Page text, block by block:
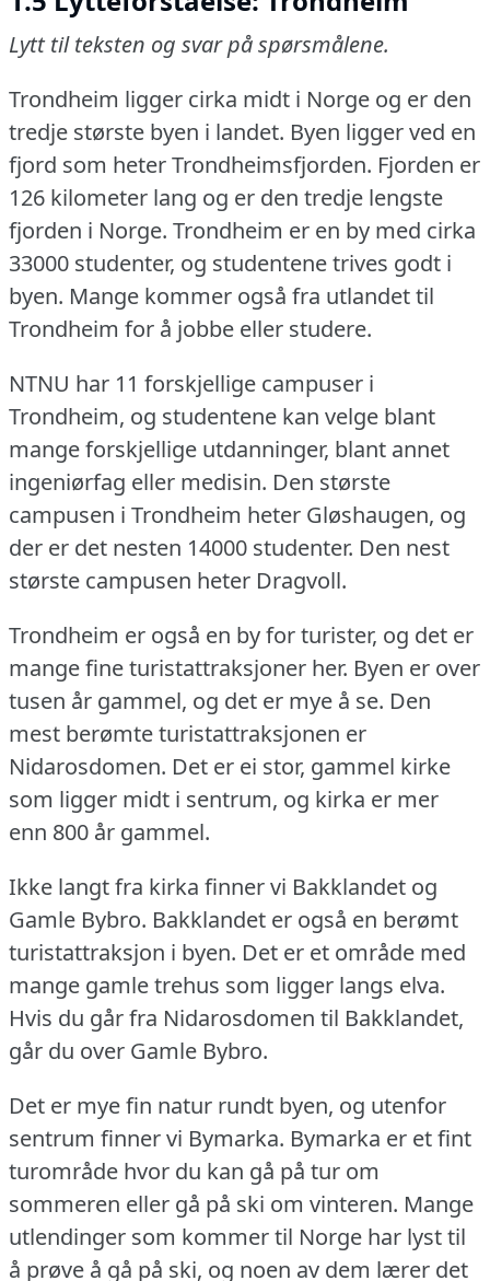
Lytt til teksten og svar på spørsmålene.
Trondheim ligger cirka midt i Norge og er den
tredje største byen i landet. Byen ligger ved en
fjord som heter Trondheimsfjorden. Fjorden er
126 kilometer lang og er den tredje lengste
fjorden i Norge. Trondheim er en by med cirka
33000 studenter, og studentene trives godt i
byen. Mange kommer også fra utlandet til
Trondheim for å jobbe eller studere.
NTNU har 11 forskjellige campuser i
Trondheim, og studentene kan velge blant
mange forskjellige utdanninger, blant annet
ingeniørfag eller medisin. Den største
campusen i Trondheim heter Gløshaugen, og
der er det nesten 14000 studenter. Den nest
største campusen heter Dragvoll.
Trondheim er også en by for turister, og det er
mange fine turistattraksjoner her. Byen er over
tusen år gammel, og det er mye å se. Den
mest berømte turistattraksjonen er
Nidarosdomen. Det er ei stor, gammel kirke
som ligger midt i sentrum, og kirka er mer
enn 800 år gammel.
Ikke langt fra kirka finner vi Bakklandet og
Gamle Bybro. Bakklandet er også en berømt
turistattraksjon i byen. Det er et område med
mange gamle trehus som ligger langs elva.
Hvis du går fra Nidarosdomen til Bakklandet,
går du over Gamle Bybro.
Det er mye fin natur rundt byen, og utenfor
sentrum finner vi Bymarka. Bymarka er et fint
turområde hvor du kan gå på tur om
sommeren eller gå på ski om vinteren. Mange
utlendinger som kommer til Norge har lyst til
å prøve å gå på ski, og noen av dem lærer det